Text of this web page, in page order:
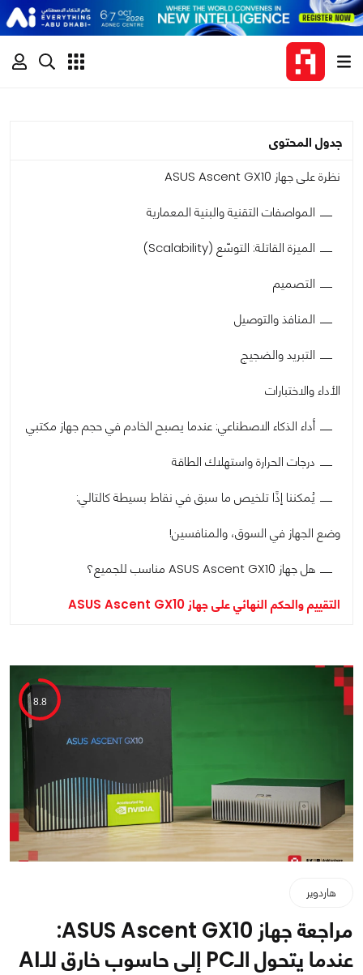
جدول المحتوى
نظرة على جهاز ASUS Ascent GX10
المواصفات التقنية والبنية المعمارية
الميزة القاتلة: التوسّع (Scalability)
التصميم
المنافذ والتوصيل
التبريد والضجيج
الأداء والاختبارات
أداء الذكاء الاصطناعي: عندما يصبح الخادم في حجم جهاز مكتبي
درجات الحرارة واستهلاك الطاقة
يُمكننا إذًا تلخيص ما سبق في نقاط بسيطة كالتالي:
وضع الجهاز في السوق، والمنافسين!
هل جهاز ASUS Ascent GX10 مناسب للجميع؟
التقييم والحكم النهائي على جهاز ASUS Ascent GX10
8.8
هاردوير
مراجعة جهاز ASUS Ascent GX10:
عندما يتحول الـPC إلى حاسوب خارق للـAI